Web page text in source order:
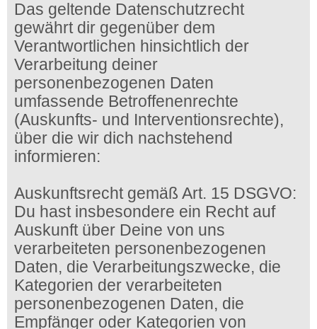
Das geltende Datenschutzrecht
gewährt dir gegenüber dem
Verantwortlichen hinsichtlich der
Verarbeitung deiner
personenbezogenen Daten
umfassende Betroffenenrechte
(Auskunfts- und Interventionsrechte),
über die wir dich nachstehend
informieren:
Auskunftsrecht gemäß Art. 15 DSGVO:
Du hast insbesondere ein Recht auf
Auskunft über Deine von uns
verarbeiteten personenbezogenen
Daten, die Verarbeitungszwecke, die
Kategorien der verarbeiteten
personenbezogenen Daten, die
Empfänger oder Kategorien von